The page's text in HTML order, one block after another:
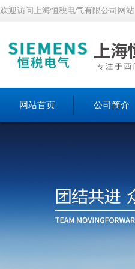
欢迎访问上海恒税电气有限公司网站
网站首页 公司简介